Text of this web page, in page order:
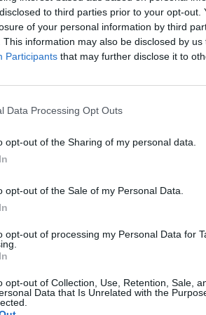
to third parties prior to your opt-
of your personal information by third
This information may also be disclosed by
Participants that may further disclose it to
Data Processing Opt Outs
opt-out of the Sharing of my personal data.
opt-out of the Sale of my Personal Data.
opt-out of processing my Personal Data for
opt-out of Collection, Use, Retention, Sale,
Data that Is Unrelated with the
tūkst. mėgintuvėlių – jau
atstovė spaudai Lina
220,5 tūkst. mėgintuvėlių po
pirkimas.